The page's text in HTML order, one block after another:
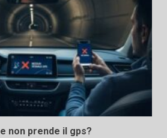
non prende il gps?